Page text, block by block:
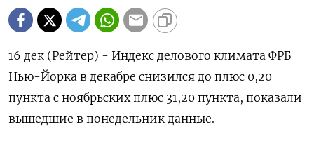
16 дек (Рейтер) - Индекс делового климата ФРБ
Нью-Йорка в декабре снизился до плюс 0,20
пункта с ноябрьских плюс 31,20 пункта, показали
вышедшие в понедельник данные.